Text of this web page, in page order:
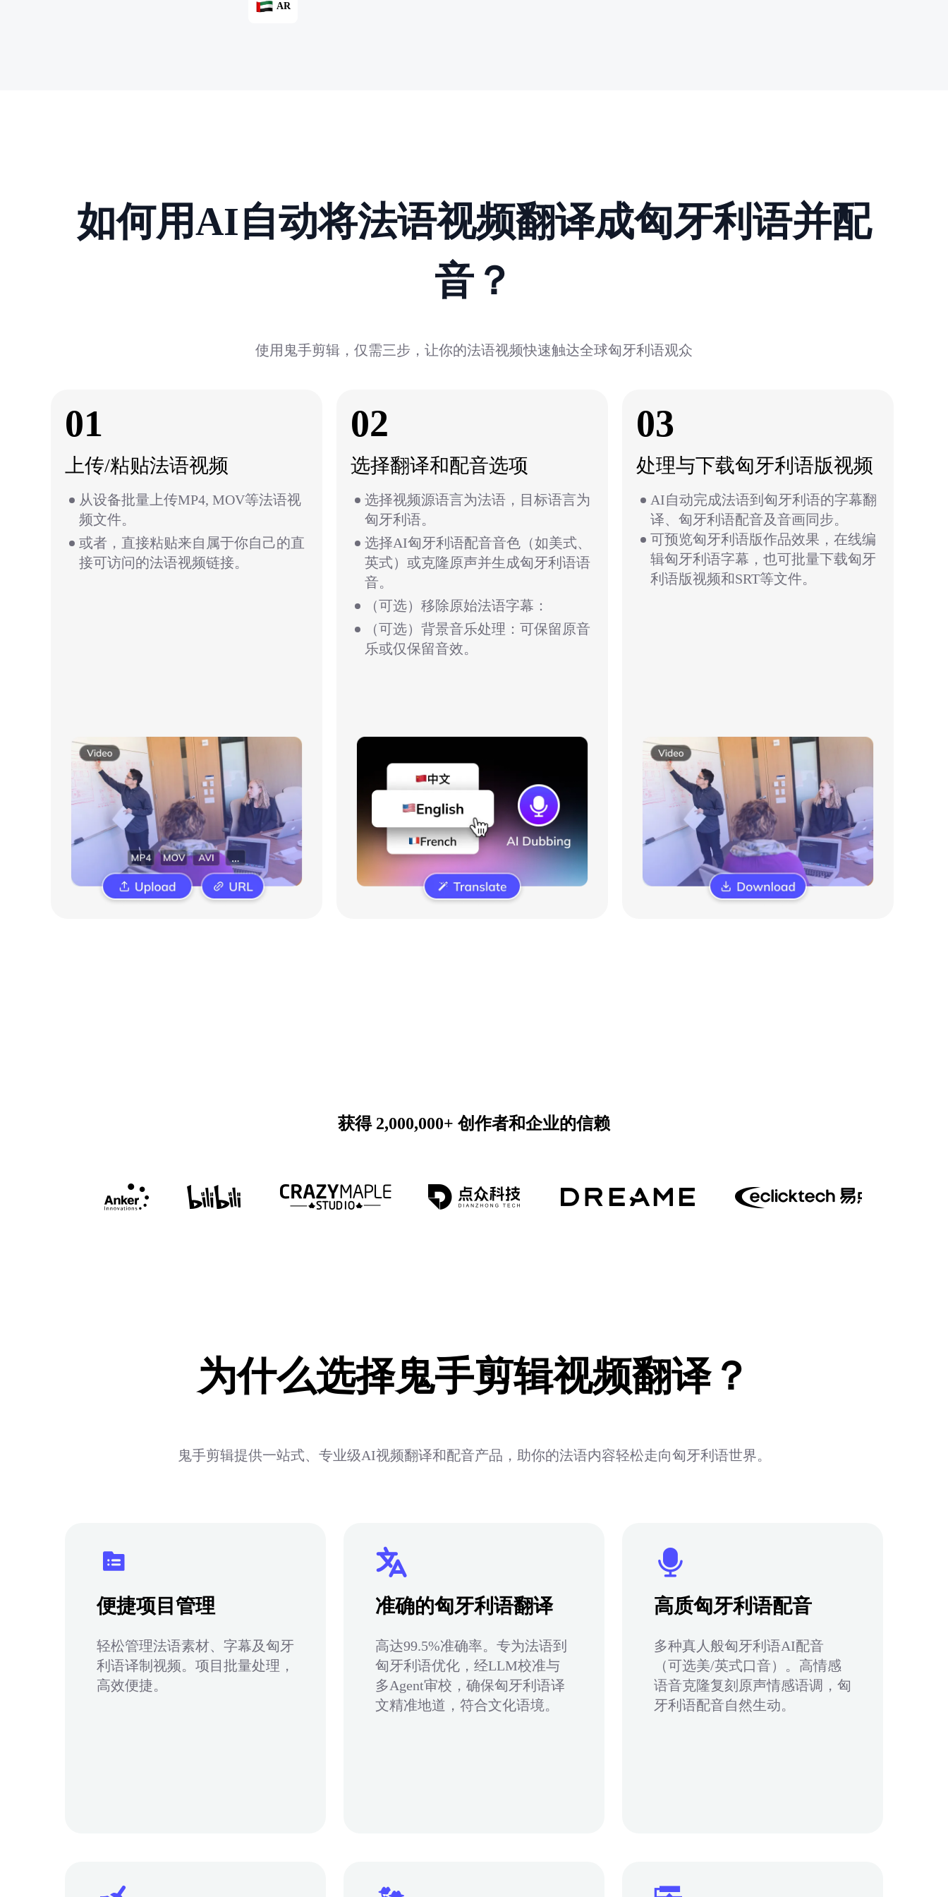
AR
如何用AI自动将法语视频翻译成匈牙利语并配
音？
使用鬼手剪辑，仅需三步，让你的法语视频快速触达全球匈牙利语观众
01
上传/粘贴法语视频
从设备批量上传MP4, MOV等法语视
频文件。
或者，直接粘贴来自属于你自己的直
接可访问的法语视频链接。
02
选择翻译和配音选项
选择视频源语言为法语，目标语言为
匈牙利语。
选择AI匈牙利语配音音色（如美式、
英式）或克隆原声并生成匈牙利语语
音。
（可选）移除原始法语字幕：
（可选）背景音乐处理：可保留原音
乐或仅保留音效。
03
处理与下载匈牙利语版视频
AI自动完成法语到匈牙利语的字幕翻
译、匈牙利语配音及音画同步。
可预览匈牙利语版作品效果，在线编
辑匈牙利语字幕，也可批量下载匈牙
利语版视频和SRT等文件。
获得 2,000,000+ 创作者和企业的信赖
为什么选择鬼手剪辑视频翻译？
鬼手剪辑提供一站式、专业级AI视频翻译和配音产品，助你的法语内容轻松走向匈牙利语世界。
便捷项目管理
轻松管理法语素材、字幕及匈牙
利语译制视频。项目批量处理，
高效便捷。
准确的匈牙利语翻译
高达99.5%准确率。专为法语到
匈牙利语优化，经LLM校准与
多Agent审校，确保匈牙利语译
文精准地道，符合文化语境。
高质匈牙利语配音
多种真人般匈牙利语AI配音
（可选美/英式口音）。高情感
语音克隆复刻原声情感语调，匈
牙利语配音自然生动。